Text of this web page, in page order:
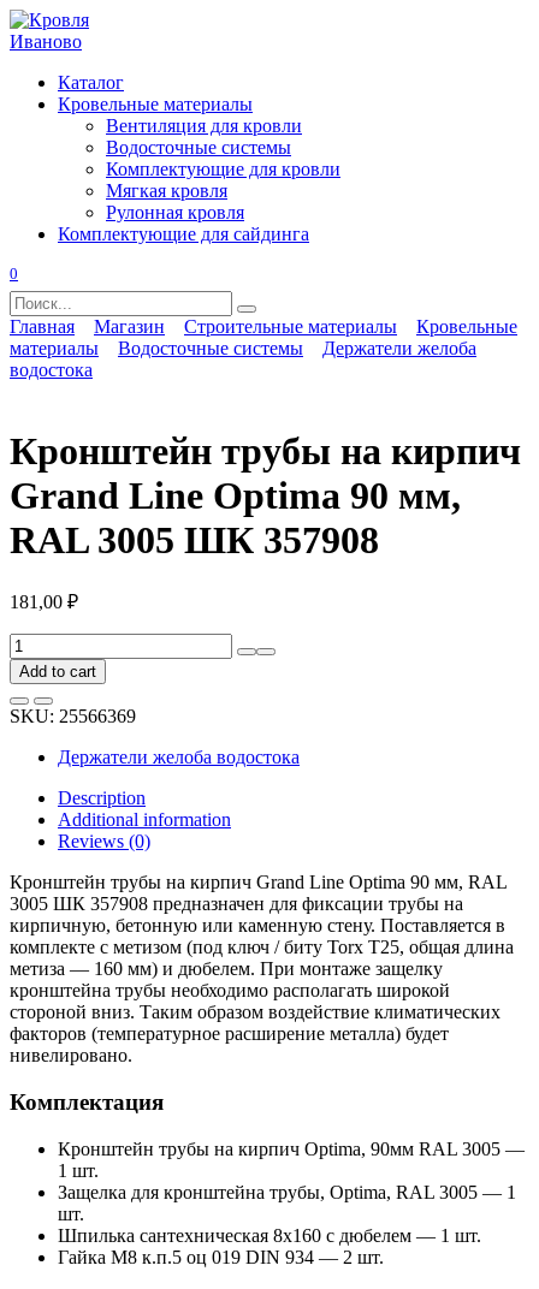
Перейти
к
Каталог
Кровельные материалы
Вентиляция для кровли
Водосточные системы
Комплектующие для кровли
Мягкая кровля
Рулонная кровля
Комплектующие для сайдинга
0
Search
for:
Главная Магазин Строительные материалы
Кровельные
материалы
Водосточные системы
Держатели желоба
водостока
Кронштейн трубы на кирпич
Grand Line Optima 90 мм,
RAL 3005 ШК 357908
181,00 ₽
Кронштейн
трубы
на
кирпич
Grand
Line
Optima
RAL
ШК
357908
quantity
Add to cart
SKU: 25566369
Держатели желоба водостока
Description
Additional information
Reviews (0)
Кронштейн трубы на кирпич Grand Line Optima 90 мм, RAL
3005 ШК 357908 предназначен для фиксации трубы на
кирпичную, бетонную или каменную стену. Поставляется в
комплекте с метизом (под ключ / биту Torx T25, общая длина
метиза — 160 мм) и дюбелем. При монтаже защелку
кронштейна трубы необходимо располагать широкой
стороной вниз. Таким образом воздействие климатических
факторов (температурное расширение металла) будет
нивелировано.
Комплектация
Кронштейн трубы на кирпич Optima, 90мм RAL 3005 —
1 шт.
Защелка для кронштейна трубы, Optima, RAL 3005 — 1
шт.
Шпилька сантехническая 8х160 с дюбелем — 1 шт.
Гайка М8 к.п.5 оц 019 DIN 934 — 2 шт.